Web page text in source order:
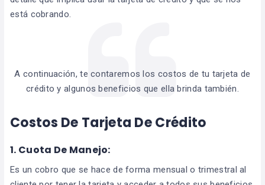
está cobrando.
A continuación, te contaremos los costos de tu tarjeta de
crédito y algunos beneficios que ella brinda también.
Costos De Tarjeta De Crédito
1. Cuota De Manejo:
Es un cobro que se hace de forma mensual o trimestral al